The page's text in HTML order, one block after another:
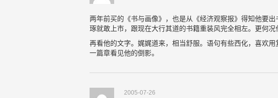
两年前买的《书与画像》，也是从《经济观察报》得知他要
琢就敢上市，跟现在大行其道的书籍重装风完全相左。更何况
再看他的文字。娓娓道来，相当舒服。语句有些西化，喜欢
一篇章看见他的倒影。
2005-07-26